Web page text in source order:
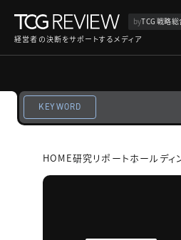
byTCG 戦略
経営者の決断をサポートするメディア
KEYWORD
HOME研究リポートホールディ